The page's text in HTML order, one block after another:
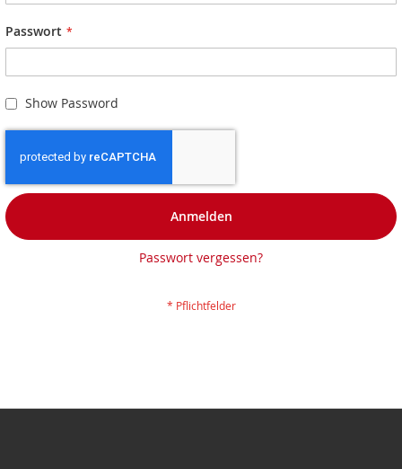
Passwort
Show Password
Anmelden
Passwort vergessen?